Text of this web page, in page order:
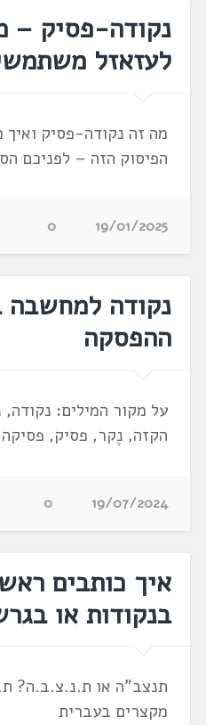
נקודה-פסיק –
לעזאזל
מה זה נקודה-פסיק
הפיסוק הזה – לפניכם
19/01/2025
0
נקודה למחשבה
ההפסקה
על מקור המילים: נקודה,
הקזה, נֶקר, פסיק,
19/07/2024
0
איך כותבים
בנקודות או
תנצב"ה או ת.נ.צ.ב.ה?
מקצרים בעברית